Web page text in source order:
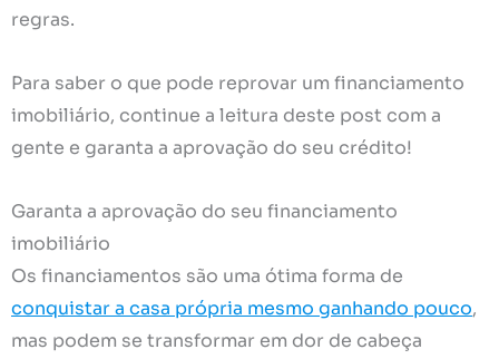
regras.
Para saber o que pode reprovar um financiamento
imobiliário, continue a leitura deste post com a
gente e garanta a aprovação do seu crédito!
Garanta a aprovação do seu financiamento
imobiliário
Os financiamentos são uma ótima forma de
conquistar a casa própria mesmo ganhando pouco,
mas podem se transformar em dor de cabeça